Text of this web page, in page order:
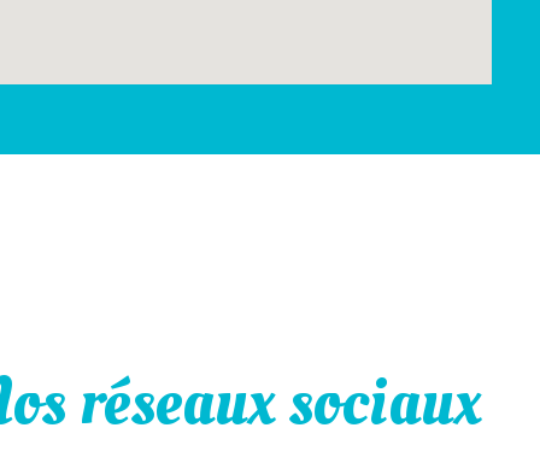
réseaux sociaux